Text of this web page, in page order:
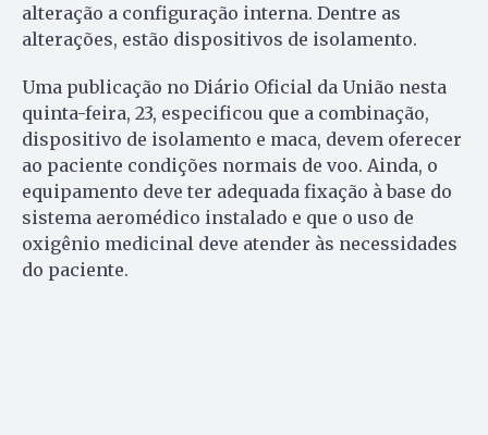
alteração a configuração interna. Dentre as
alterações, estão dispositivos de isolamento.
Uma publicação no Diário Oficial da União nesta
quinta-feira, 23, especificou que a combinação,
dispositivo de isolamento e maca, devem oferecer
ao paciente condições normais de voo. Ainda, o
equipamento deve ter adequada fixação à base do
sistema aeromédico instalado e que o uso de
oxigênio medicinal deve atender às necessidades
do paciente.